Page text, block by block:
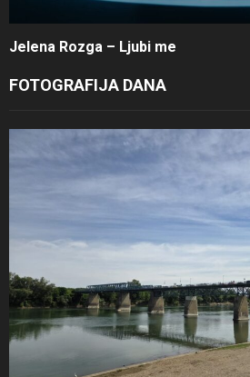
Jelena Rozga – Ljubi me
FOTOGRAFIJA DANA